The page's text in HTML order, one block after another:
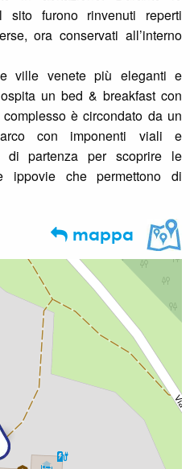
sito furono rinvenuti reperti
ora conservati all’interno
ville venete più eleganti e
un bed & breakfast con
è circondato da un
con imponenti viali e
di partenza per scoprire le
ippovie che permettono di
mappa